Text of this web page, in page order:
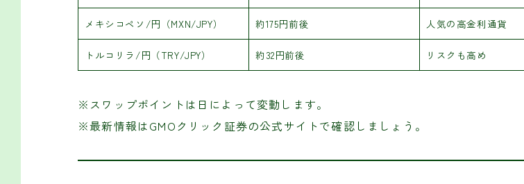
メキシコペソ/円（MXN/JPY） 約175円前後 人気の高金利通貨
トルコリラ/円（TRY/JPY） 約32円前後 リスクも高め
※スワップポイントは日によって変動します。
※最新情報はGMOクリック証券の公式サイトで確認しましょう。